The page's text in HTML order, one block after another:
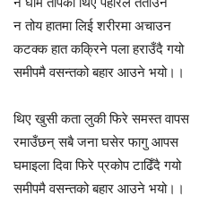
न तोय हातमा लिई शरीरमा अचाउन
कटक्क हात कक्रिने पला हराउँदै गयो
समीपमै वसन्तको बहार आउने भयो।।
थिए खुसी कता लुकी फिरे समस्त वापस
रमाउँछन् सबै जना घसेर फागु आपस
घमाइला दिवा फिरे प्रकोप टाढिँदै गयो
समीपमै वसन्तको बहार आउने भयो।।